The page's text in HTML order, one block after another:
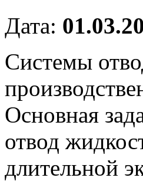
Дата:
Системы
Основная
отвод
длительной